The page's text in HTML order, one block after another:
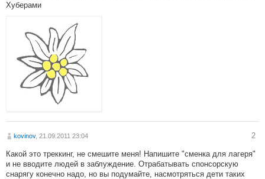
Хуберами
kovinov, 21.09.2011 23:04 2
Какой это треккинг, не смешите меня! Напишите "сменка для лагеря"
и не вводите людей в заблуждение. Отрабатывать спонсорскую
снарягу конечно надо, но вы подумайте, насмотряться дети таких